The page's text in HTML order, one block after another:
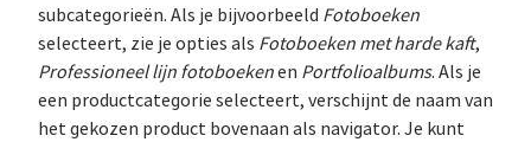
subcategorieën. Als je bijvoorbeeld Fotoboeken
selecteert, zie je opties als Fotoboeken met harde kaft,
Professioneel lijn fotoboekenen Portfolioalbums. Als je
een productcategorie selecteert, verschijnt de naam van
het gekozen product bovenaan als navigator. Je kunt